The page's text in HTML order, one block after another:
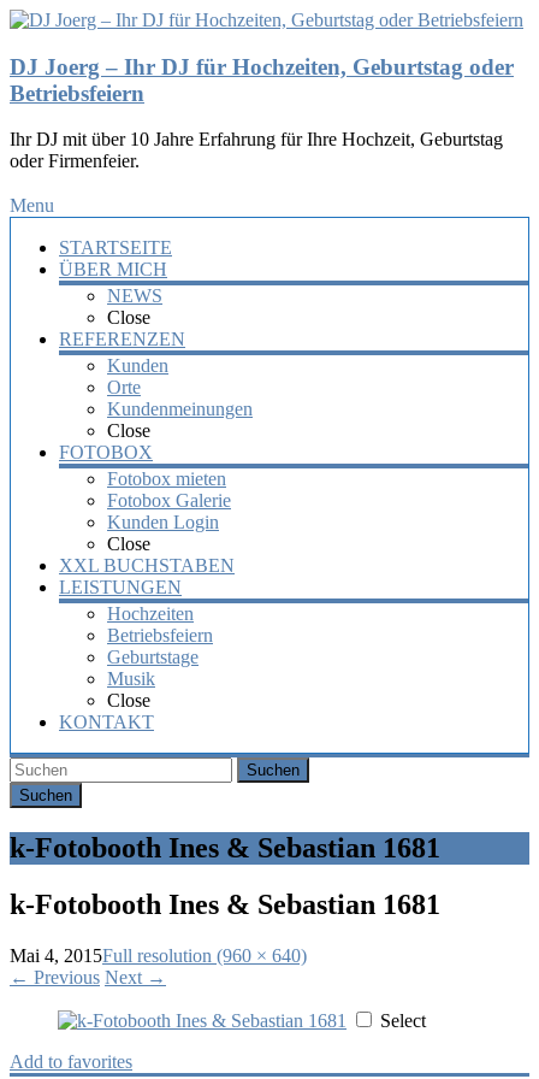
DJ Joerg – Ihr DJ für Hochzeiten, Geburtstag oder
Betriebsfeiern
Ihr DJ mit über 10 Jahre Erfahrung für Ihre Hochzeit, Geburtstag
oder Firmenfeier.
Menu
STARTSEITE
ÜBER MICH
NEWS
Close
REFERENZEN
Kunden
Orte
Kundenmeinungen
Close
FOTOBOX
Fotobox mieten
Fotobox Galerie
Kunden Login
Close
XXL BUCHSTABEN
LEISTUNGEN
Hochzeiten
Betriebsfeiern
Geburtstage
Musik
Close
KONTAKT
Suchen
k-Fotobooth Ines & Sebastian 1681
k-Fotobooth Ines & Sebastian 1681
Mai 4, 2015Full resolution (960 × 640)
← Previous Next →
Select
Add to favorites